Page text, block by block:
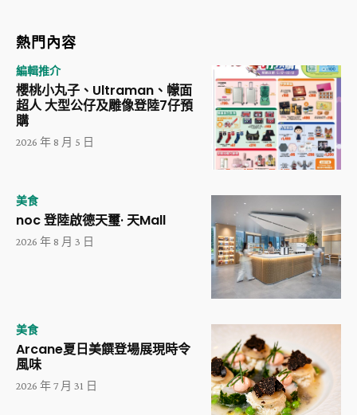
熱門內容
編輯推介
櫻桃小丸子、Ultraman、幪面
超人 大型公仔及雕像登陸7仔預
購
2026 年 8 月 5 日
美食
noc 登陸啟德天璽· 天Mall
2026 年 8 月 3 日
美食
Arcane夏日美饌登場展現時令
風味
2026 年 7 月 31 日